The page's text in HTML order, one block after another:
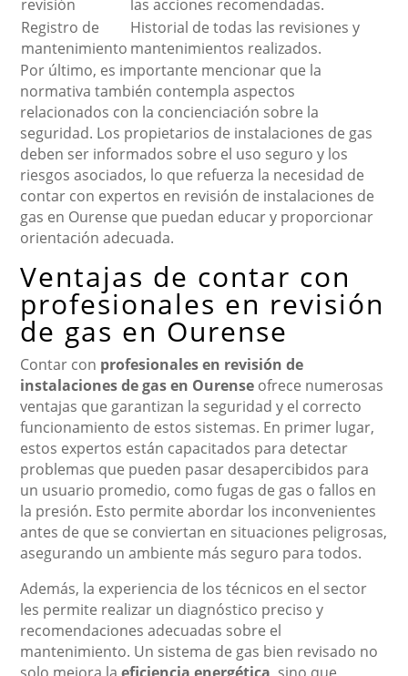
revisión
las acciones recomendadas.
Registro de
mantenimiento
Historial de todas las revisiones y
mantenimientos realizados.
Por último, es importante mencionar que la
normativa también contempla aspectos
relacionados con la concienciación sobre la
seguridad. Los propietarios de instalaciones de gas
deben ser informados sobre el uso seguro y los
riesgos asociados, lo que refuerza la necesidad de
contar con expertos en revisión de instalaciones de
gas en Ourense que puedan educar y proporcionar
orientación adecuada.
Ventajas de contar con
profesionales en revisión
de gas en Ourense
Contar con profesionales en revisión de
instalaciones de gas en Ourense ofrece numerosas
ventajas que garantizan la seguridad y el correcto
funcionamiento de estos sistemas. En primer lugar,
estos expertos están capacitados para detectar
problemas que pueden pasar desapercibidos para
un usuario promedio, como fugas de gas o fallos en
la presión. Esto permite abordar los inconvenientes
antes de que se conviertan en situaciones peligrosas,
asegurando un ambiente más seguro para todos.
Además, la experiencia de los técnicos en el sector
les permite realizar un diagnóstico preciso y
recomendaciones adecuadas sobre el
mantenimiento. Un sistema de gas bien revisado no